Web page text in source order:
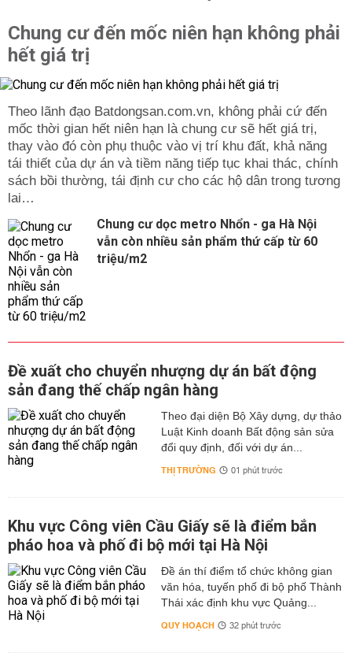
Chung cư đến mốc niên hạn không phải
hết giá trị
Theo lãnh đạo Batdongsan.com.vn, không phải cứ đến
mốc thời gian hết niên hạn là chung cư sẽ hết giá trị,
thay vào đó còn phụ thuộc vào vị trí khu đất, khả năng
tái thiết của dự án và tiềm năng tiếp tục khai thác, chính
sách bồi thường, tái định cư cho các hộ dân trong tương
lai…
Chung cư dọc metro Nhổn - ga Hà Nội
vẫn còn nhiều sản phẩm thứ cấp từ 60
triệu/m2
Đề xuất cho chuyển nhượng dự án bất động
sản đang thế chấp ngân hàng
Theo đại diện Bộ Xây dựng, dự thảo
Luật Kinh doanh Bất động sản sửa
đổi quy định, đối với dự án...
THỊ TRƯỜNG 01 phút trước
Khu vực Công viên Cầu Giấy sẽ là điểm bắn
pháo hoa và phố đi bộ mới tại Hà Nội
Đề án thí điểm tổ chức không gian
văn hóa, tuyến phố đi bộ phố Thành
Thái xác định khu vực Quảng...
QUY HOẠCH 32 phút trước